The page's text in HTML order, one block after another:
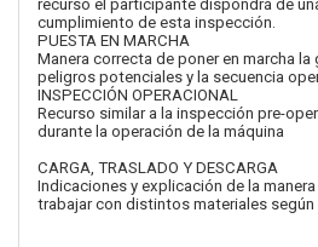
recurso el participante dispondrá de
cumplimiento de esta inspección.
PUESTA EN MARCHA
Manera correcta de poner en marcha
peligros potenciales y la secuencia
INSPECCIÓN OPERACIONAL
Recurso similar a la inspección pre-
durante la operación de la máquina
CARGA, TRASLADO Y DESCARGA
Indicaciones y explicación de la
trabajar con distintos materiales según